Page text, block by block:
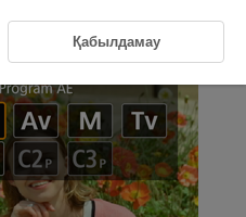
орнатыңыз.
Қабылдамау